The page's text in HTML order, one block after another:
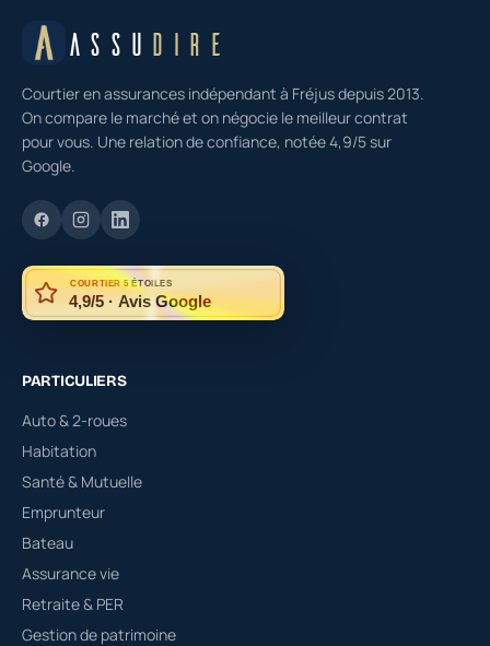
ASSU DIRE
Courtier en assurances indépendant à Fréjus depuis 2013.
On compare le marché et on négocie le meilleur contrat
pour vous. Une relation de confiance, notée 4,9/5 sur
Google.
COURTIER 5 ÉTOILES
4,9/5 · Avis Google
PARTICULIERS
Auto & 2-roues
Habitation
Santé & Mutuelle
Emprunteur
Bateau
Assurance vie
Retraite & PER
Gestion de patrimoine